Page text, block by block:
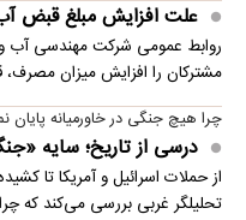
علت افزایش مبلغ قبض
روابط عمومی شرکت مهندسی آب
مشترکان را افزایش میزان مصرف،
چرا هیچ جنگی در خاورمیانه پایان
درسی از تاریخ؛ سایه
از حملات اسرائیل و آمریکا تا
تحلیلگر غربی بررسی می‌کند که